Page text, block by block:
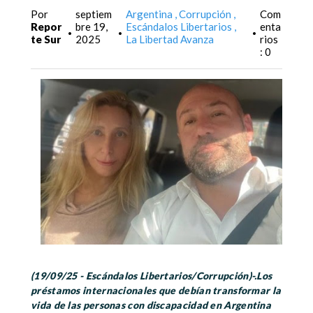
Por
Repor
te Sur
•
septiem
bre 19,
2025
•
Argentina Corrupción
Escándalos Libertarios
La Libertad Avanza
•
Com
enta
rios
: 0
(19/09/25 - Escándalos Libertarios/Corrupción)-.Los
préstamos internacionales que debían transformar la
vida de las personas con discapacidad en Argentina